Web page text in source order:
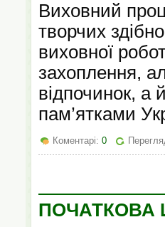
Виховний
творчих
виховної
захоплення,
відпочинок, а
пам’ятками
Коментарі: 0
ПОЧАТКОВА